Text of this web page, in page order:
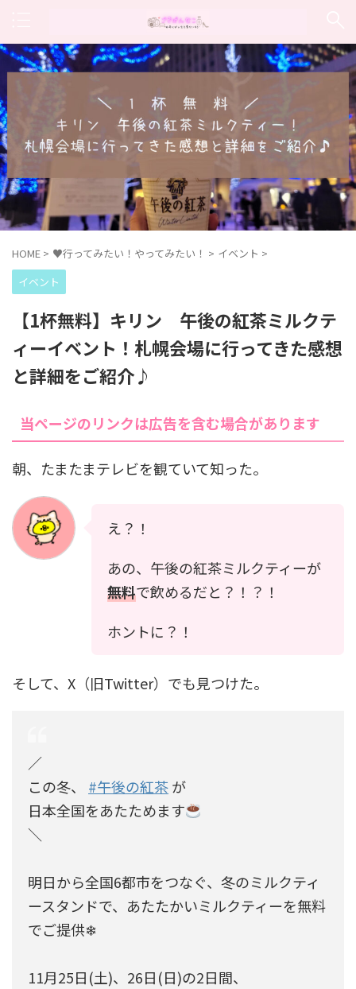
HOME > ♥行ってみたい！やってみたい！ > イベント >
イベント
【1杯無料】キリン 午後の紅茶ミルクテ
ィーイベント！札幌会場に行ってきた感想
と詳細をご紹介♪
当ページのリンクは広告を含む場合があります
朝、たまたまテレビを観ていて知った。
え？！
あの、午後の紅茶ミルクティーが
無料で飲めるだと？！？！
ホントに？！
そして、X（旧Twitter）でも見つけた。
／​
この冬、 #午後の紅茶が​
日本全国をあたためます
＼​
明日から全国6都市をつなぐ、冬のミルクティ
ースタンドで、あたたかいミルクティーを無料
でご提供❄
11月25日(土)、26日(日)の2日間、